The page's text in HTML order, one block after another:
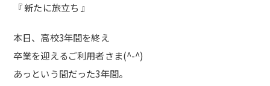
『 新たに旅立ち 』
本日、高校3年間を終え
卒業を迎えるご利用者さま(^-^)
あっという間だった3年間。